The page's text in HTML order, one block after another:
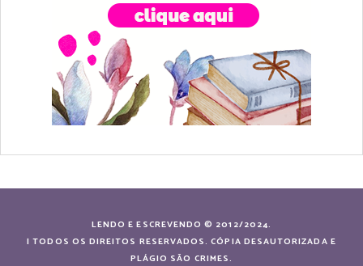
LENDO E ESCREVENDO © 2012/2024.
| TODOS OS DIREITOS RESERVADOS. CÓPIA DESAUTORIZADA E
PLÁGIO SÃO CRIMES.